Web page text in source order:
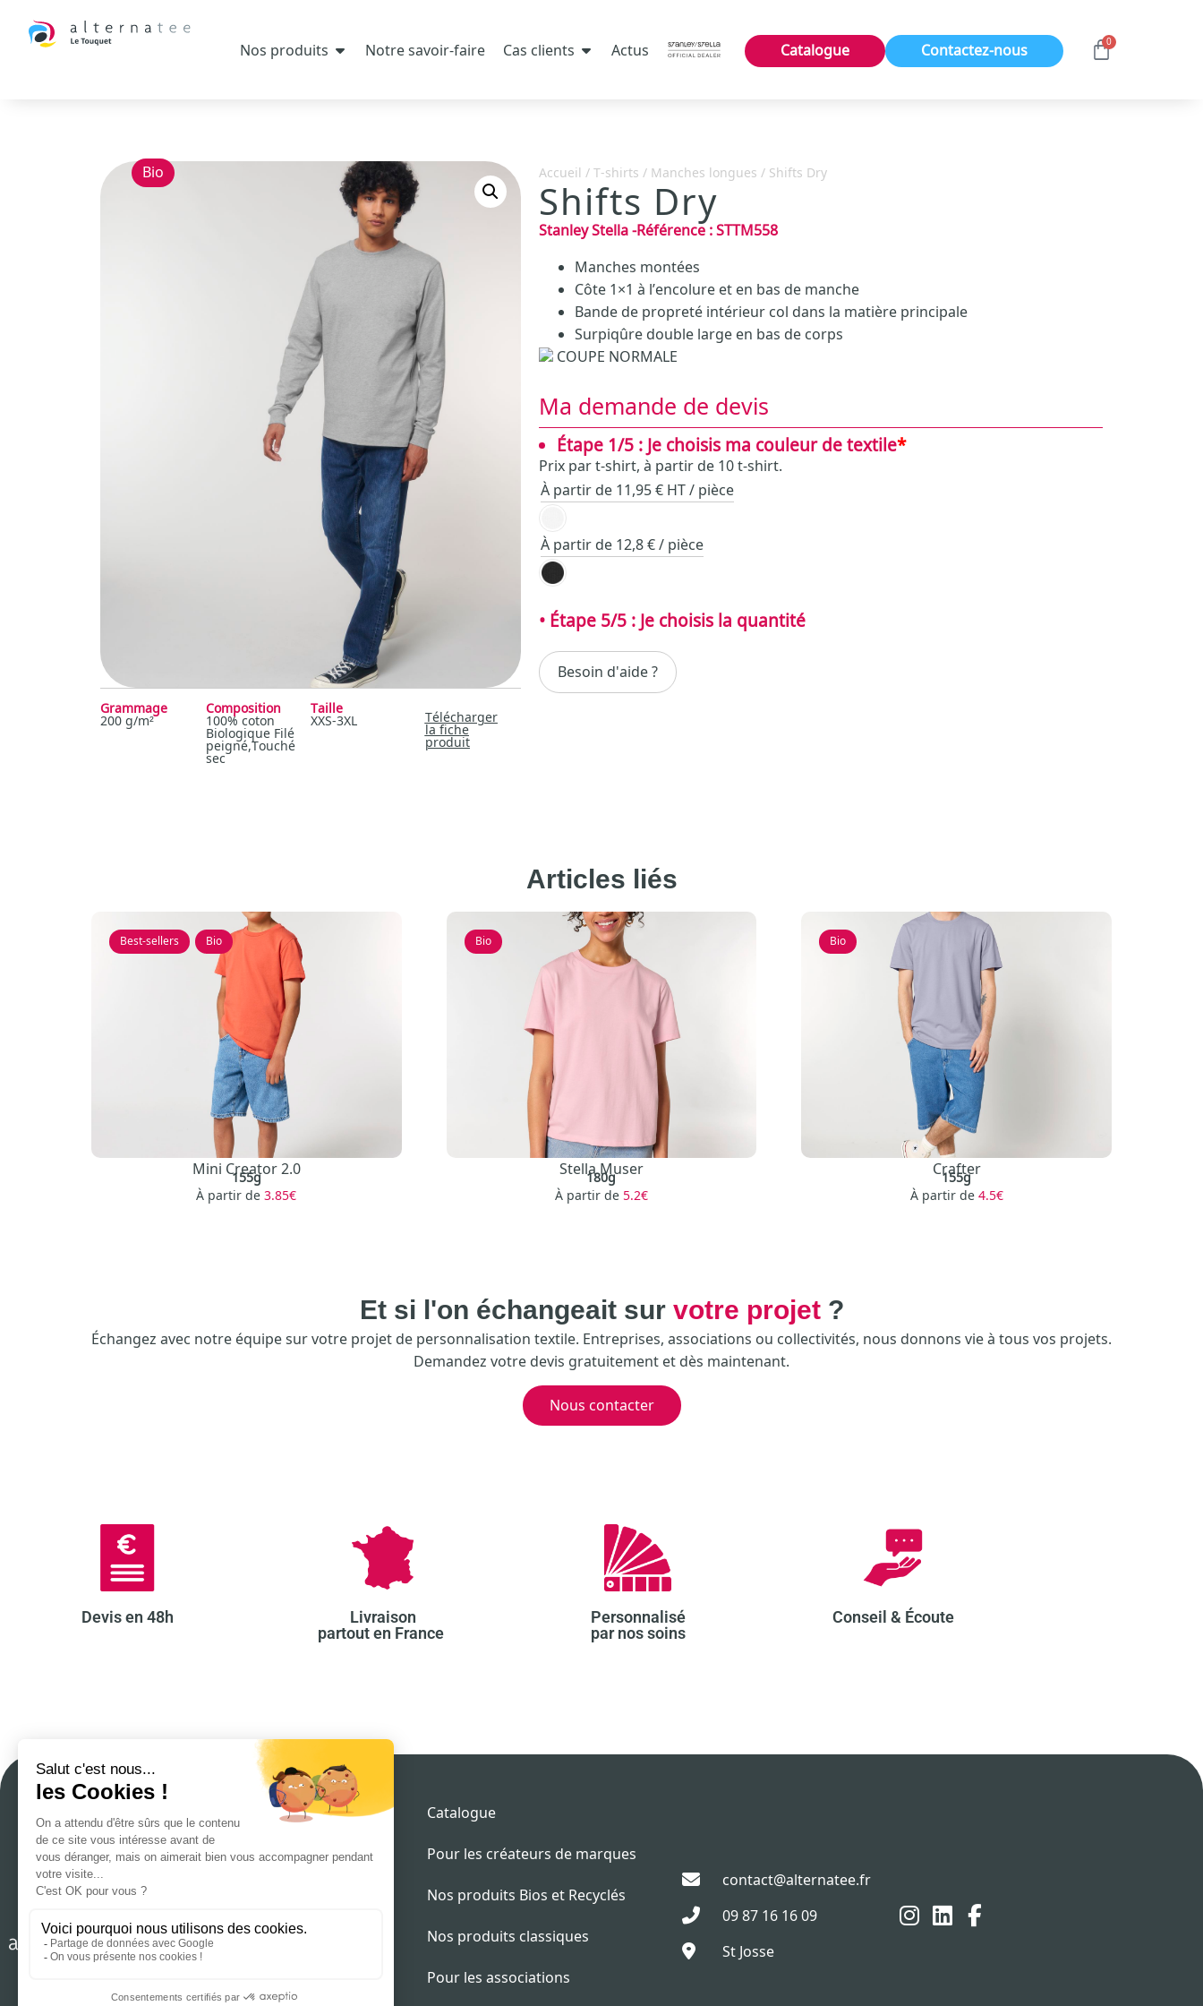
Nos produits Notre savoir-faire Cas clients Actus Catalogue Contactez-nous 0
Bio
Grammage
200 g/m²
Composition
100% coton
Biologique Filé
peigné,Touché
sec
Taille
XXS-3XL Télécharger
la fiche
produit
Accueil /T-shirts / Manches longues / Shifts Dry
Shifts Dry
Stanley Stella-Référence :STTM558
Manches montées
Côte 1×1 à l’encolure et en bas de manche
Bande de propreté intérieur col dans la matière principale
Surpiqûre double large en bas de corps
COUPE NORMALE
Ma demande de devis
*
Étape 1/5 : Je choisis ma couleur de textile
Prix par t-shirt, à partir de 10 t-shirt.
À partir de 11,95 € HT / pièce
À partir de 12,8 € / pièce
Besoin d'aide ?
Articles liés
Best-sellers Bio
Mini Creator 2.0
155g
À partir de3.85€
Bio
Stella Muser
180g
À partir de 5.2€
Bio
Crafter
155g
À partir de 4.5€
Et si l'on échangeait sur votre projet?
Échangez avec notre équipe sur votre projet de personnalisation textile. Entreprises, associations ou collectivités, nous donnons vie à tous vos projets.
Demandez votre devis gratuitement et dès maintenant.
Nous contacter
Devis en 48h​
Livraison
partout en France ​
Personnalisé
par nos soins​
Conseil & Écoute​
Accueil
Notre savoir-faire
Stanley / Stella
Catalogue
Pour les créateurs de marques
Nos produits Bios et Recyclés
Nos produits classiques
Pour les associations
contact@alternatee.fr
09 87 16 16 09
St Josse